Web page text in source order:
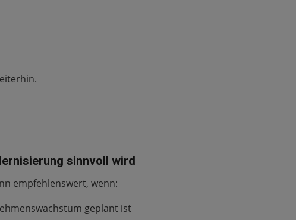
sinnvoll wird
empfehlenswert, wenn:
geplant ist